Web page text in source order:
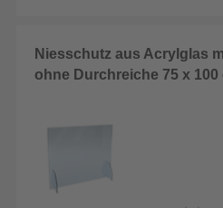
Niesschutz aus Acrylglas
ohne Durchreiche 75 x